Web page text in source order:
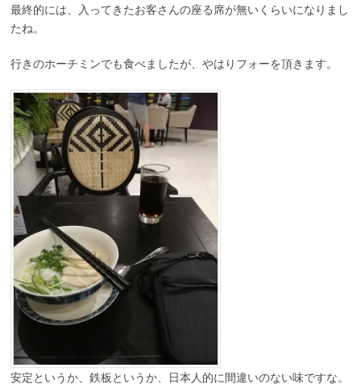
最終的には、入ってきたお客さんの座る席が無いくらいになりまし
たね。
行きのホーチミンでも食べましたが、やはりフォーを頂きます。
安定というか、鉄板というか、日本人的に間違いのない味ですな。